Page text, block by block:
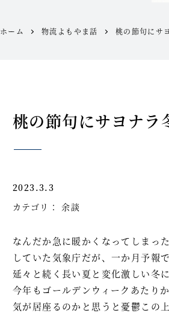
ホーム 物流よもやま話 桃の節句にサ
桃の節句にサヨナラ
2023.3.3
カテゴリ： 余談
なんだか急に暖かくなってしまっ
していた気象庁だが、一か月予報
延々と続く長い夏と変化激しい冬
今年もゴールデンウィークあたり
気が居座るのかと思うと憂鬱この